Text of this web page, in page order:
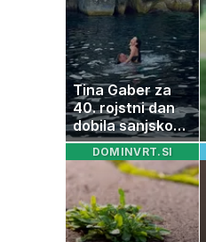
Tina Gaber za
40. rojstni dan
dobila sanjsko
dariloDOMINVRT.SI